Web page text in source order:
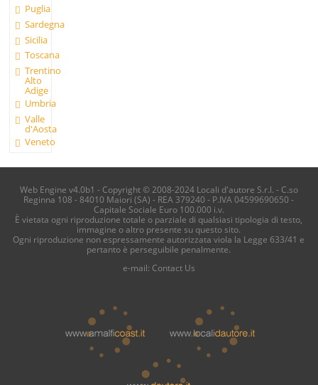
Puglia
Sardegna
Sicilia
Toscana
Trentino
Alto
Adige
Umbria
Valle
d'Aosta
Veneto
Web Engine v4.0b1 - Copyright © 2008-2024 Locali d'autore S.r.l. - C.so
Reginna 108 - 84010 Maiori (SA) - REA 379240 - P.IVA 04599690650 -
Capitale Sociale Euro 100.000 i.v.
È vietata ogni riproduzione totale o parziale di qualsiasi tipologia di testo,
immagine o altro presente su questo sito.
Ogni riproduzione non espressamente autorizzata viola la Legge 633/41 e
pertanto è perseguibile penalmente.
e-mail: Contact Us